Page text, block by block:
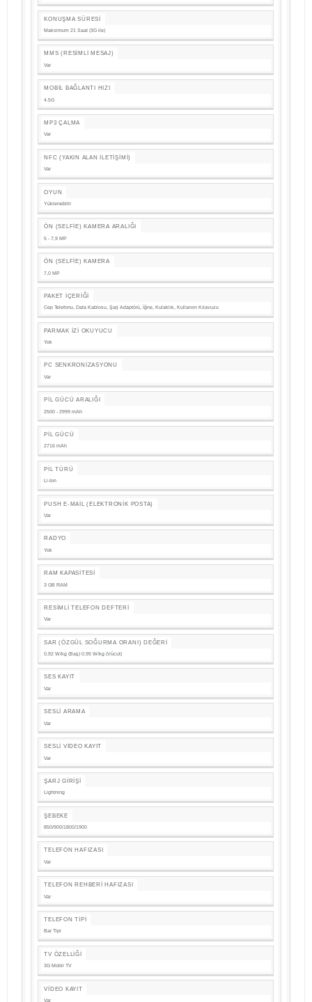
KONUŞMA SÜRESI
Maksimum 21 Saat (3G ile)
MMS (RESIMLI MESAJ)
Var
MOBIL BAĞLANTI HIZI
4.5G
MP3 ÇALMA
Var
NFC (YAKIN ALAN İLETIŞIMI)
Var
OYUN
Yüklenebilir
ÖN (SELFIE) KAMERA ARALIĞI
5 - 7,9 MP
ÖN (SELFIE) KAMERA
7,0 MP
PAKET İÇERIĞI
Cep Telefonu, Data Kablosu, Şarj Adaptörü, İğne, Kulaklık, Kullanım Kılavuzu
PARMAK İZI OKUYUCU
Yok
PC SENKRONIZASYONU
Var
PIL GÜCÜ ARALIĞI
2500 - 2999 mAh
PIL GÜCÜ
2716 mAh
PIL TÜRÜ
Li-Ion
PUSH E-MAIL (ELEKTRONIK POSTA)
Var
RADYO
Yok
RAM KAPASITESI
3 GB RAM
RESIMLI TELEFON DEFTERI
Var
SAR (ÖZGÜL SOĞURMA ORANI) DEĞERI
0.92 W/kg (Baş) 0.95 W/kg (Vücut)
SES KAYIT
Var
SESLI ARAMA
Var
SESLI VIDEO KAYIT
Var
ŞARJ GIRIŞI
Lightning
ŞEBEKE
850/900/1800/1900
TELEFON HAFIZASI
Var
TELEFON REHBERI HAFIZASI
Var
TELEFON TIPI
Bar Tipi
TV ÖZELLIĞI
3G Mobil TV
VIDEO KAYIT
Var